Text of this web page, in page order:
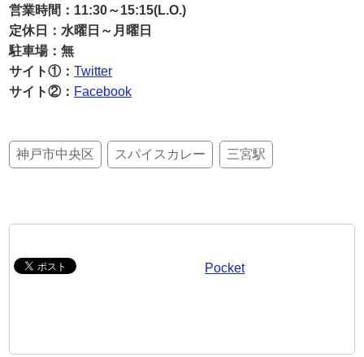
営業時間：11:30～15:15(L.O.)
定休日：水曜日～月曜日
駐車場：無
サイト①：Twitter
サイト②： Facebook
神戸市中央区 スパイスカレー 三宮駅
Pocket